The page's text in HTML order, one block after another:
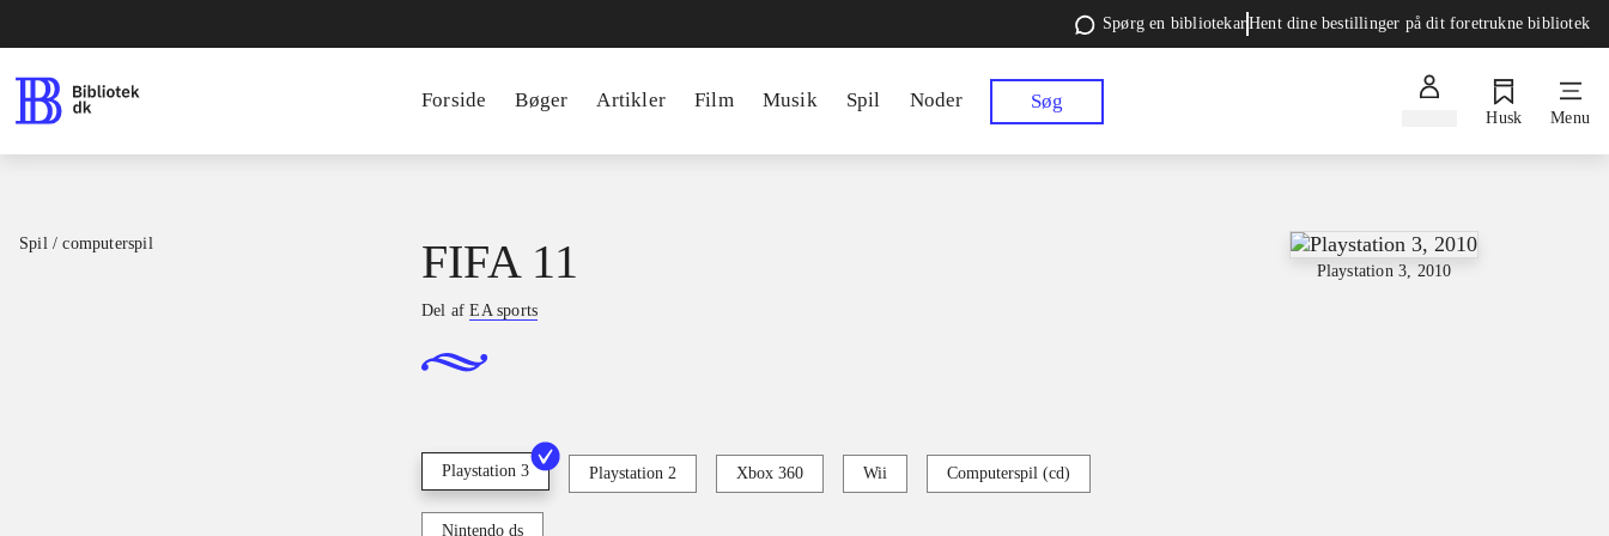
Spørg en bibliotekarHent dine bestillinger på dit foretrukne bibliotek
Forside Bøger Artikler Film Musik Spil Noder Søg
Husk Menu
Spil / computerspil
Playstation 3, 2010
FIFA 11
Del afEA sports
Playstation 3 Playstation 2 Xbox 360 Wii Computerspil (cd)
Nintendo ds